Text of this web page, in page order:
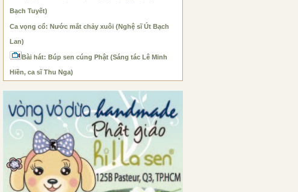
Bạch Tuyết)
Ca vọng cổ: Nước mắt chảy xuôi (Nghệ sĩ Út Bạch
Lan)
Bài hát: Búp sen cúng Phật (Sáng tác Lê Minh
Hiền, ca sĩ Thu Nga)